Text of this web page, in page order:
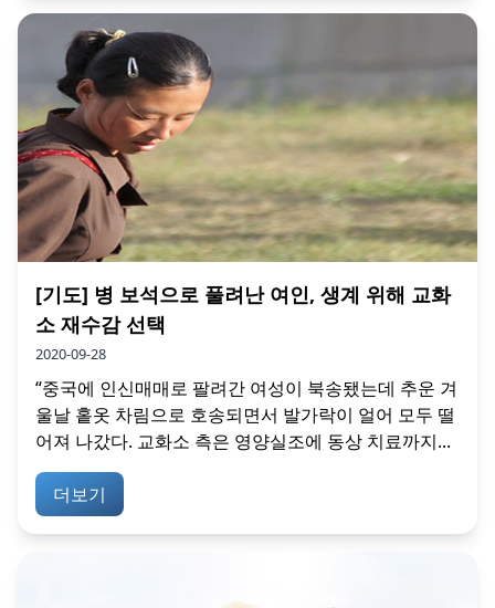
[기도] 병 보석으로 풀려난 여인, 생계 위해 교화
소 재수감 선택
2020-09-28
“중국에 인신매매로 팔려간 여성이 북송됐는데 추운 겨
울날 홑옷 차림으로 호송되면서 발가락이 얼어 모두 떨
어져 나갔다. 교화소 측은 영양실조에 동상 치료까지...
더보기